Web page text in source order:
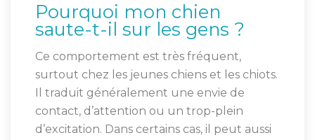
Pourquoi mon chien
saute-t-il sur les gens ?
Ce comportement est très fréquent,
surtout chez les jeunes chiens et les chiots.
Il traduit généralement une envie de
contact, d’attention ou un trop-plein
d’excitation. Dans certains cas, il peut aussi